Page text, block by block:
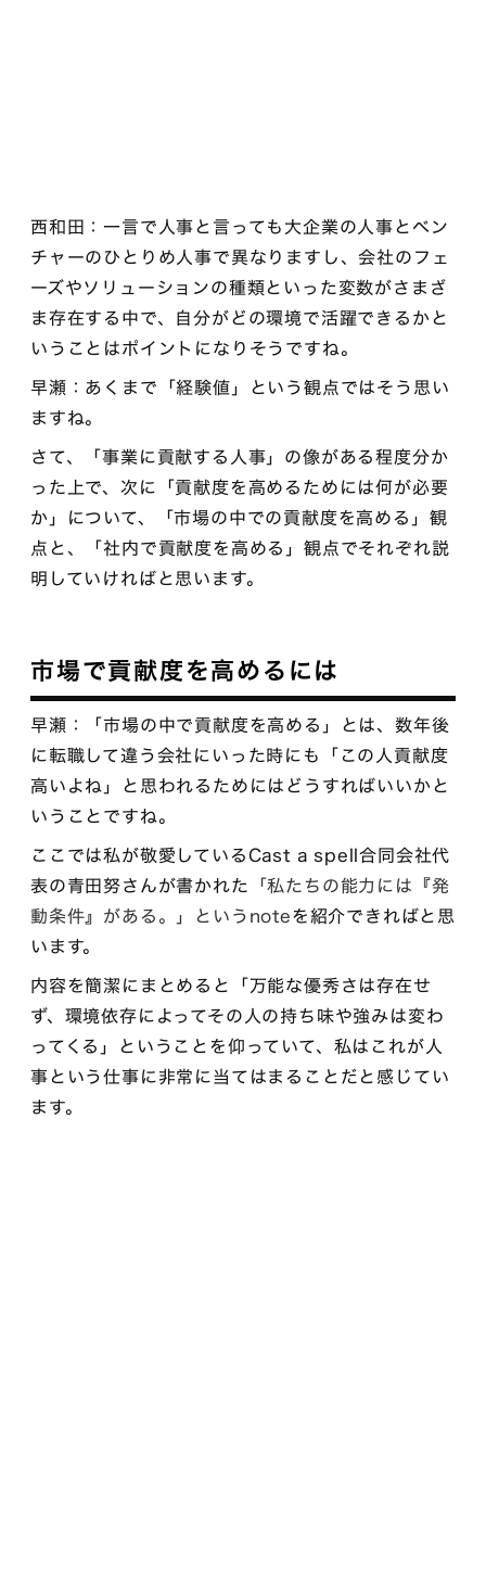
西和田：一言で人事と言っても大企業の人事とベン
チャーのひとりめ人事で異なりますし、会社のフェ
ーズやソリューションの種類といった変数がさまざ
ま存在する中で、自分がどの環境で活躍できるかと
いうことはポイントになりそうですね。
早瀬：あくまで「経験値」という観点ではそう思い
ますね。
さて、「事業に貢献する人事」の像がある程度分か
った上で、次に「貢献度を高めるためには何が必要
か」について、「市場の中での貢献度を高める」観
点と、「社内で貢献度を高める」観点でそれぞれ説
明していければと思います。
市場で貢献度を高めるには
早瀬：「市場の中で貢献度を高める」とは、数年後
に転職して違う会社にいった時にも「この人貢献度
高いよね」と思われるためにはどうすればいいかと
いうことですね。
ここでは私が敬愛しているCast a spell合同会社代
表の青田努さんが書かれた 「私たちの能力には『発
動条件』がある。」というnoteを紹介できればと思
います。
内容を簡潔にまとめると「万能な優秀さは存在せ
ず、環境依存によってその人の持ち味や強みは変わ
ってくる」ということを仰っていて、私はこれが人
事という仕事に非常に当てはまることだと感じてい
ます。